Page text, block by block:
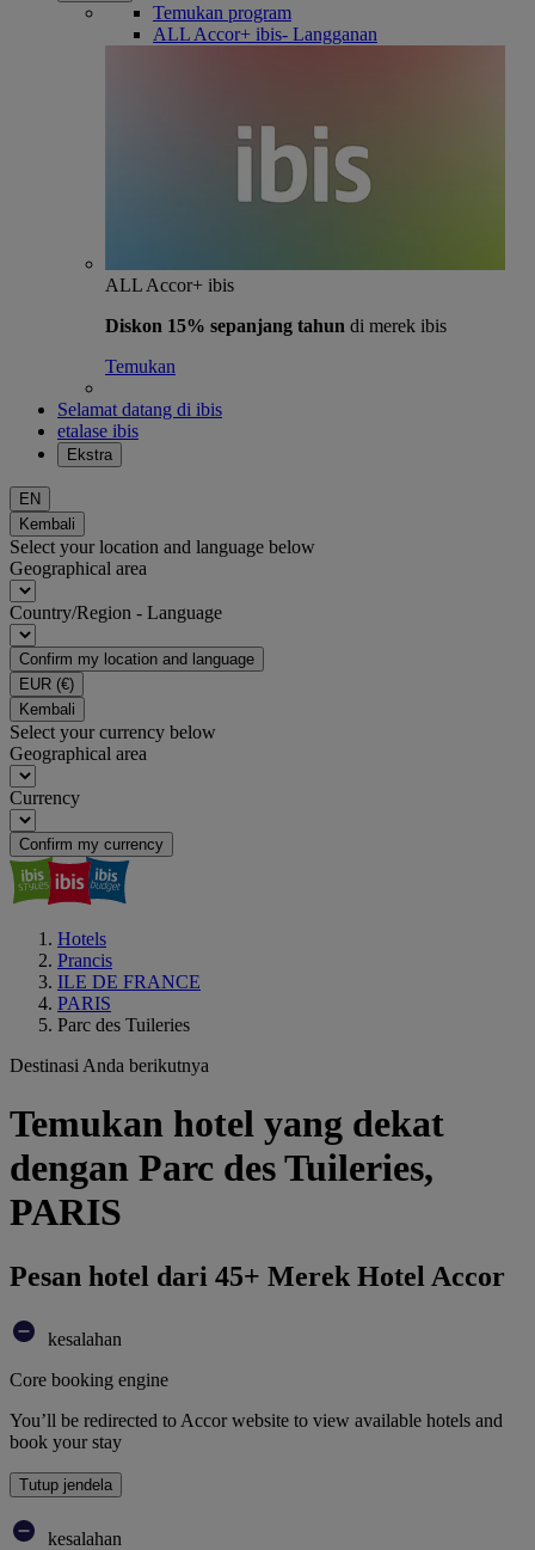
Temukan program
ALL Accor+ ibis- Langganan
ALL Accor+ ibis
Diskon 15% sepanjang tahun di merek ibis
Temukan
Selamat datang di ibis
etalase ibis
Ekstra
EN
Kembali
Select your location and language below
Geographical area
Country/Region - Language
Confirm my location and language
EUR (€)
Kembali
Select your currency below
Geographical area
Currency
Confirm my currency
Hotels
Prancis
ILE DE FRANCE
PARIS
Parc des Tuileries
Destinasi Anda berikutnya
Temukan hotel yang dekat
dengan Parc des Tuileries,
PARIS
Pesan hotel dari 45+ Merek Hotel Accor
kesalahan
Core booking engine
You’ll be redirected to Accor website to view available hotels and
book your stay
Tutup jendela
kesalahan